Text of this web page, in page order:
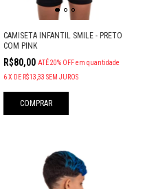
CAMISETA INFANTIL SMILE - PRETO
COM PINK
R$80,00 ATÉ 20% OFF em quantidade
6 X DE R$13,33 SEM JUROS
COMPRAR